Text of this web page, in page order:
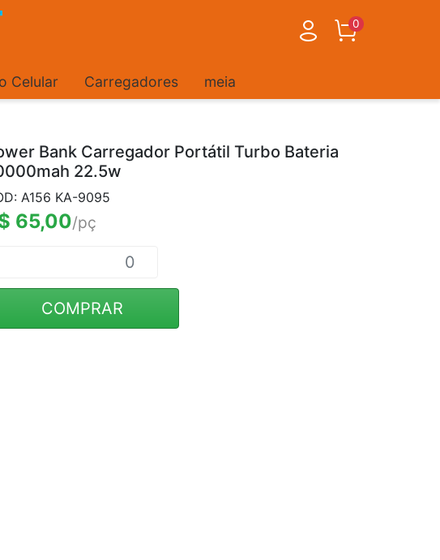
0
Celular Carregadores meia
Bank Carregador Portátil Turbo Bateria
22.5w
A156 KA-9095
65,00/pç
COMPRAR